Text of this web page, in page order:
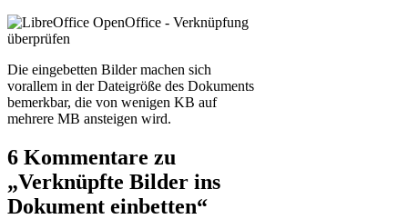
Die eingebetten Bilder machen sich
vorallem in der Dateigröße des Dokuments
bemerkbar, die von wenigen KB auf
mehrere MB ansteigen wird.
6 Kommentare zu
„Verknüpfte Bilder ins
Dokument einbetten“